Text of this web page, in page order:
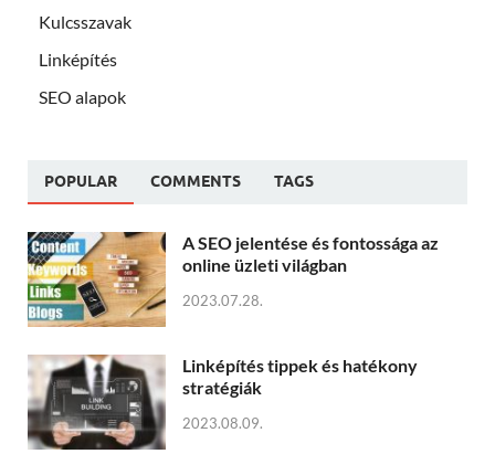
Kulcsszavak
Linképítés
SEO alapok
POPULAR COMMENTS TAGS
A SEO jelentése és fontossága az
online üzleti világban
2023.07.28.
Linképítés tippek és hatékony
stratégiák
2023.08.09.